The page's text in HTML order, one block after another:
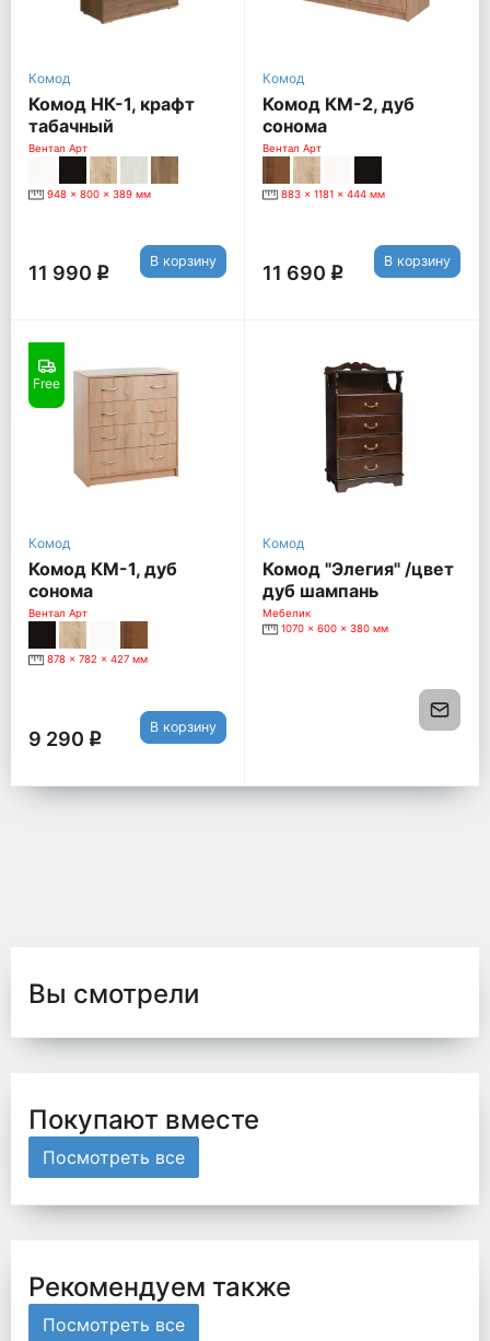
Комод
Комод НК-1, крафт
табачный
Вентал Арт
948 x 800 x 389 мм
11 990 q
В корзину
Комод
Комод КМ-2, дуб
сонома
Вентал Арт
883 x 1181 x 444 мм
11 690 q
В корзину
Free
Комод
Комод КМ-1, дуб
сонома
Вентал Арт
878 x 782 x 427 мм
9 290 q
В корзину
Комод
Комод "Элегия" /цвет
дуб шампань
Мебелик
1070 x 600 x 380 мм
Вы смотрели
Покупают вместе
Посмотреть все
Рекомендуем также
Посмотреть все